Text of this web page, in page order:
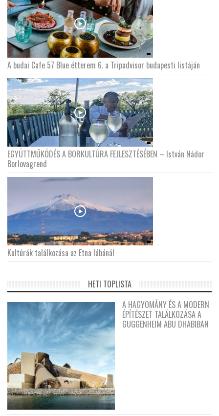
A budai Cafe 57 Blue étterem 6. a Tripadvisor budapesti listáján
EGYÜTTMŰKÖDÉS A BORKULTÚRA FEJLESZTÉSÉBEN – István Nádor
Borlovagrend
Kultúrák találkozása az Etna lábánál
HETI TOPLISTA
A HAGYOMÁNY ÉS A MODERN
ÉPÍTÉSZET TALÁLKOZÁSA A
GUGGENHEIM ABU DHABIBAN